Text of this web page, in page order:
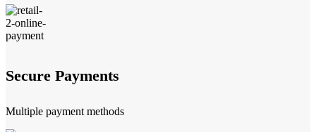
Secure Payments
Multiple payment methods